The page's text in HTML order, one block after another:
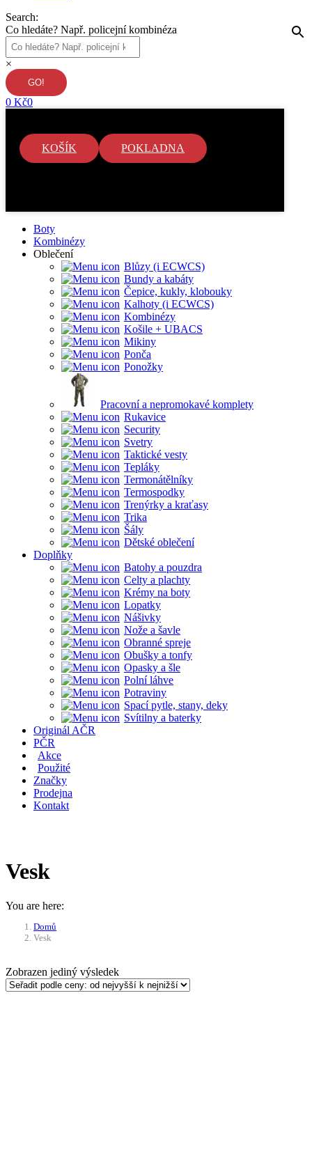
Search:
Co hledáte? Např. policejní kombinéza
×
0 Kč0
KOŠÍK POKLADNA
Boty
Kombinézy
Oblečení
Blůzy (i ECWCS)
Bundy a kabáty
Čepice, kukly, klobouky
Kalhoty (i ECWCS)
Kombinézy
Košile + UBACS
Mikiny
Ponča
Ponožky
Pracovní a nepromokavé komplety
Rukavice
Security
Svetry
Taktické vesty
Tepláky
Termonátělníky
Termospodky
Trenýrky a kraťasy
Trika
Šály
Dětské oblečení
Doplňky
Batohy a pouzdra
Celty a plachty
Krémy na boty
Lopatky
Nášivky
Nože a šavle
Obranné spreje
Obušky a tonfy
Opasky a šle
Polní láhve
Potraviny
Spací pytle, stany, deky
Svítilny a baterky
Originál AČR
PČR
Akce
Použité
Značky
Prodejna
Kontakt
Vesk
You are here:
Domů
Vesk
Zobrazen jediný výsledek